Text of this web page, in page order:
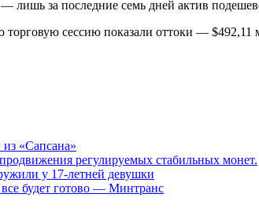
за последние семь дней актив
сессию показали оттоки — $492,11
«Сапсана»
регулируемых стабильных монет.
у 17-летней девушки
будет готово — Минтранс